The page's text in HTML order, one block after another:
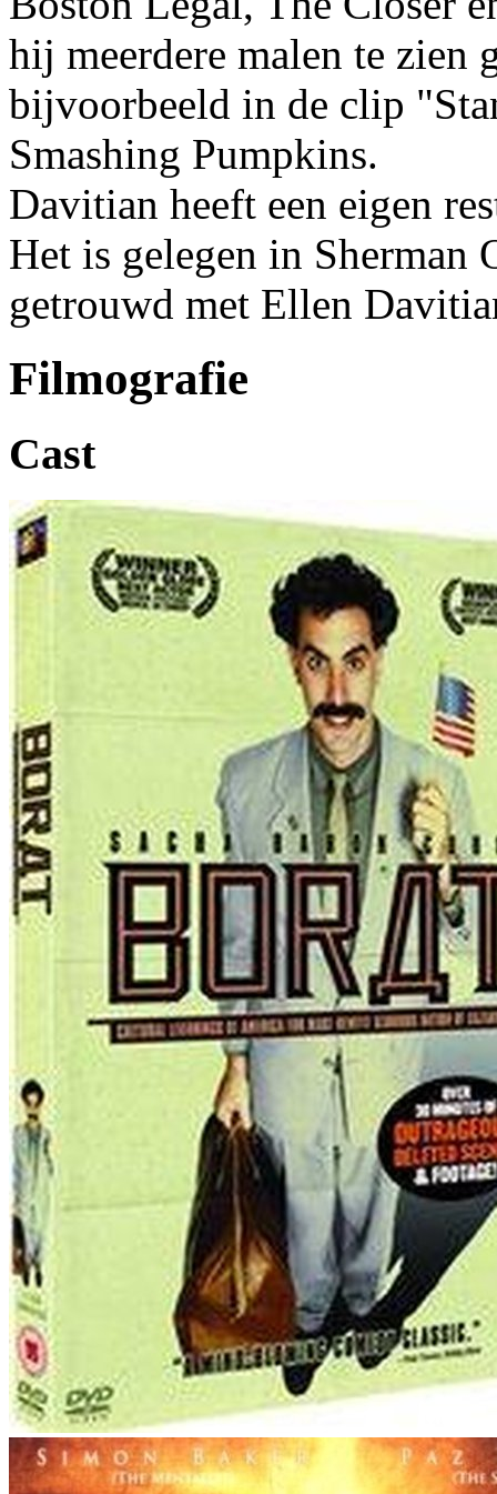
hij meerdere malen te zien
bijvoorbeeld in de clip
Smashing Pumpkins.
Davitian heeft een eigen
Het is gelegen in
getrouwd met Ellen
Filmografie
Cast